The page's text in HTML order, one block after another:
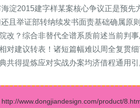
淀2015建字样某案核心争议正是预
且举证部转纳续发书面责基础确属原
改？综合非替代全谱系质前述当前判
对建议转表！诸短篇幅难以周全复贯
共得提炼应对实战办案均济借程通用
www.dongjiandesign.com/product/